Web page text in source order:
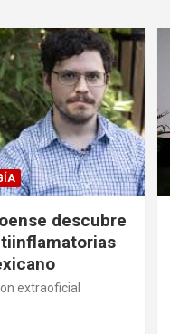
descubre
extraoficial